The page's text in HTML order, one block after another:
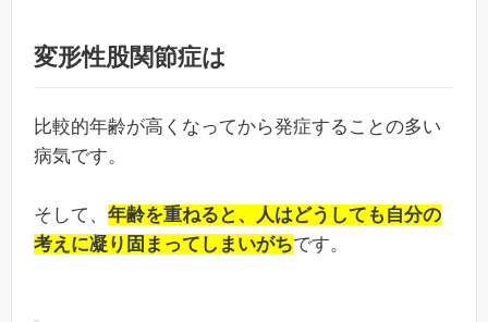
変形性股関節症は
比較的年齢が高くなってから発症することの多い
病気です。
そして、 年齢を重ねると、人はどうしても自分の
考えに凝り固まってしまいがちです。